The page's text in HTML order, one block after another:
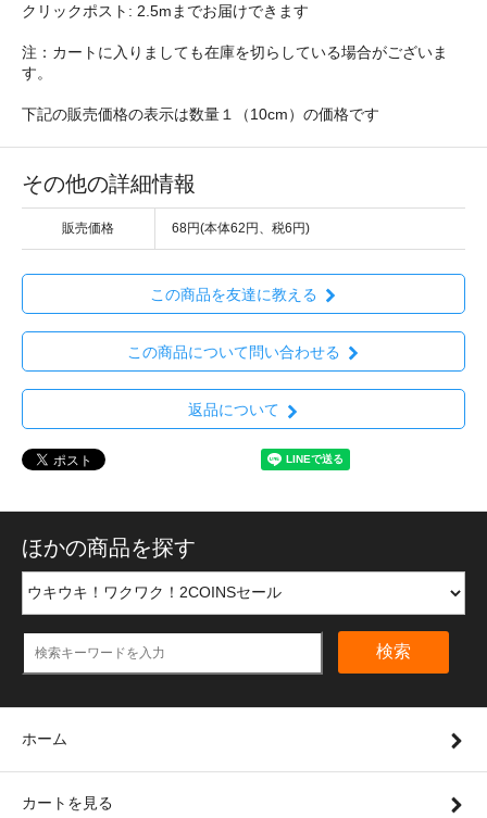
クリックポスト: 2.5mまでお届けできます
注：カートに入りましても在庫を切らしている場合がございま
す。
下記の販売価格の表示は数量１（10cm）の価格です
その他の詳細情報
販売価格 68円(本体62円、税6円)
この商品を友達に教える
この商品について問い合わせる
返品について
ほかの商品を探す
検索
ホーム
カートを見る